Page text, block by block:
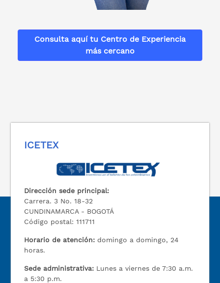
Consulta aquí tu Centro de Experiencia
más cercano
ICETEX
Dirección sede principal:
Carrera. 3 No. 18-32
CUNDINAMARCA - BOGOTÁ
Código postal: 111711
Horario de atención: domingo a domingo, 24
horas.
Sede administrativa: Lunes a viernes de 7:30 a.m.
a 5:30 p.m.